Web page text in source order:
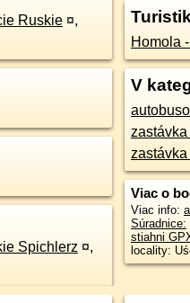
Ruskie ¤,
Spichlerz ¤,
Homola
V
Viac o
Viac info:
Súradnice:
stiahni
locality: